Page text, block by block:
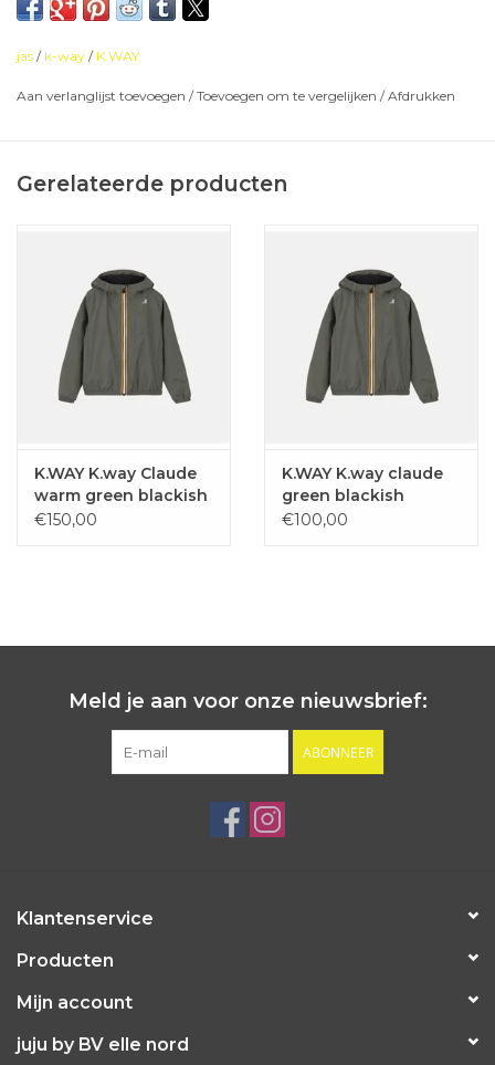
Normale pasvorm
Kap
Thermisch verzegelde naden
jas / k-way / K.WAY
Aan verlanglijst toevoegen /Toevoegen om te vergelijken /Afdrukken
Gerelateerde producten
K.WAY K.way Claude
warm green blackish
€150,00
K.WAY K.way claude
green blackish
€100,00
Meld je aan voor onze nieuwsbrief:
ABONNEER
Klantenservice
Producten
Mijn account
juju by BV elle nord